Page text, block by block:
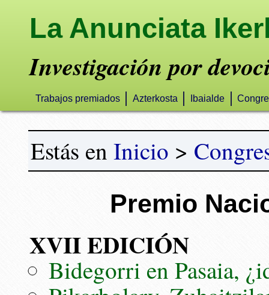
La Anunciata
Investigación por
Trabajos premiados Azterkosta Ibaialde
Estás en Inicio >
Premio
XVII EDICIÓN
Bidegorri en Pasaia,